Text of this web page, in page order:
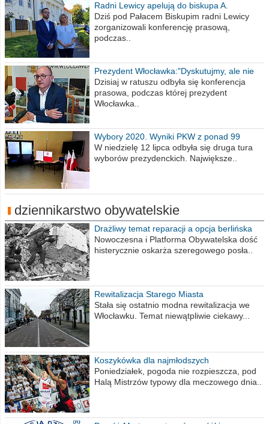
Radni Lewicy apelują do biskupa A.
Wiesława Meringa
Dziś pod Pałacem Biskupim radni Lewicy
zorganizowali konferencję prasową,
podczas..
Prezydent Włocławka:"Dyskutujmy, ale nie
obrażajmy się”
Dzisiaj w ratuszu odbyła się konferencja
prasowa, podczas której prezydent
Włocławka..
Wybory 2020. Wyniki PKW z ponad 99
procent obwodów
W niedzielę 12 lipca odbyła się druga tura
wyborów prezydenckich. Największe..
dziennikarstwo obywatelskie
Drażliwy temat reparacji a opcja berlińska
Nowoczesna i Platforma Obywatelska dość
histerycznie oskarża szeregowego posła..
Rewitalizacja Starego Miasta
Stała się ostatnio modna rewitalizacja we
Włocławku. Temat niewątpliwie ciekawy...
Koszykówka dla najmłodszych
Poniedziałek, pogoda nie rozpieszcza, pod
Halą Mistrzów typowy dla meczowego dnia..